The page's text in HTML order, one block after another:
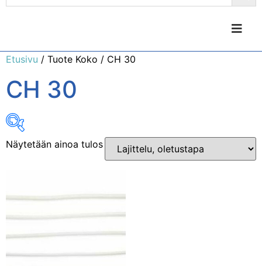
Etusivu / Tuote Koko / CH 30
CH 30
Näytetään ainoa tulos